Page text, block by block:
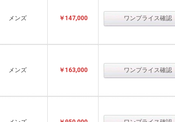
メンズ ￥147,000 ワンプライス確認
メンズ ￥163,000 ワンプライス確認